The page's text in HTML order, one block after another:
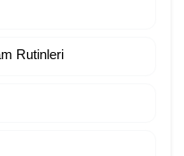
Rutinleri